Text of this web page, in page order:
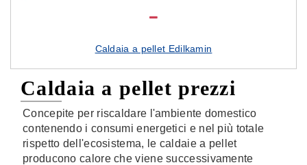
Caldaia a pellet Edilkamin
Caldaia a pellet prezzi
Concepite per riscaldare l'ambiente domestico
contenendo i consumi energetici e nel più totale
rispetto dell'ecosistema, le caldaie a pellet
producono calore che viene successivamente